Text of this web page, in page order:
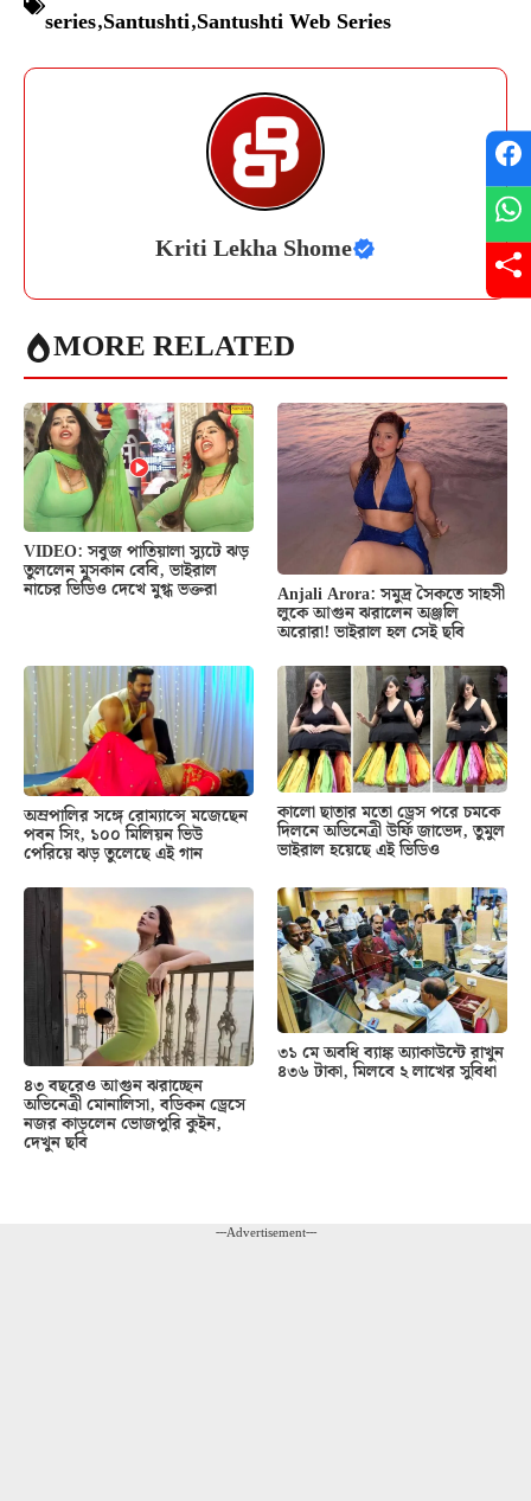
series,Santushti,Santushti Web Series
Kriti Lekha Shome
MORE RELATED
VIDEO: সবুজ পাতিয়ালা স্যুটে ঝড়
তুললেন মুসকান বেবি, ভাইরাল
নাচের ভিডিও দেখে মুগ্ধ ভক্তরা Anjali Arora: সমুদ্র সৈকতে সাহসী
লুকে আগুন ঝরালেন অঞ্জলি
অরোরা! ভাইরাল হল সেই ছবি
অম্রপালির সঙ্গে রোম্যান্সে মজেছেন
পবন সিং, ১০০ মিলিয়ন ভিউ
পেরিয়ে ঝড় তুলেছে এই গান
কালো ছাতার মতো ড্রেস পরে চমকে
দিলনে অভিনেত্রী উর্ফি জাভেদ, তুমুল
ভাইরাল হয়েছে এই ভিডিও
৪৩ বছরেও আগুন ঝরাচ্ছেন
অভিনেত্রী মোনালিসা, বডিকন ড্রেসে
নজর কাড়লেন ভোজপুরি কুইন,
দেখুন ছবি
৩১ মে অবধি ব্যাঙ্ক অ্যাকাউন্টে রাখুন
৪৩৬ টাকা, মিলবে ২ লাখের সুবিধা
---Advertisement---